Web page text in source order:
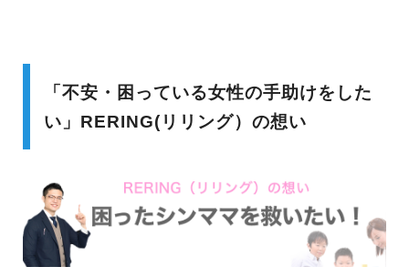
「不安・困っている女性の手助けをした
い」RERING(リリング）の想い